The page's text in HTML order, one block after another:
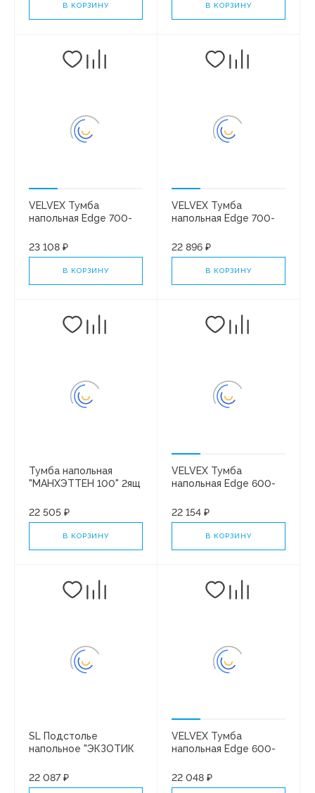
В КОРЗИНУ В КОРЗИНУ
VELVEX Тумба
напольная Edge 700-
23 108 ₽
В КОРЗИНУ
VELVEX Тумба
напольная Edge 700-
глянец
22 896 ₽
В КОРЗИНУ
Тумба напольная
"МАНХЭТТЕН 100" 2ящ
100" ПЛЮС/БЕЛЫЙ
МАТОВЫЙ
22 505 ₽
В КОРЗИНУ
VELVEX Тумба
напольная Edge 600-
22 154 ₽
В КОРЗИНУ
SL Подстолье
напольное "ЭКЗОТИК
АЛЬБА 80. 3 фасада
бетон
22 087 ₽
VELVEX Тумба
напольная Edge 600-
глянец
22 048 ₽